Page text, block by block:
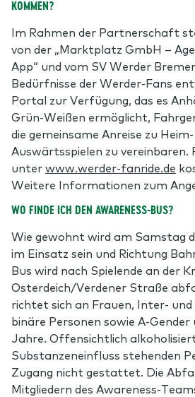
KOMMEN?
Im Rahmen der Partnerschaft
von der „Marktplatz GmbH –
App“ und vom SV Werder
Bedürfnisse der Werder-Fans
Portal zur Verfügung, das es
Grün-Weißen ermöglicht,
die gemeinsame Anreise zu
Auswärtsspielen zu vereinbaren.
unterwww.werder-fanride.de
Weitere Informationen zum
WO FINDE ICH DEN AWARENESS-BUS?
Wie gewohnt wird am Samstag
im Einsatz sein und Richtung
Bus wird nach Spielende an der
Osterdeich/Verdener Straße
richtet sich an Frauen, Inter-
binäre Personen sowie A-Gender
Jahre. Offensichtlich
Substanzeneinfluss stehenden
Zugang nicht gestattet. Die
Mitgliedern des Awareness-